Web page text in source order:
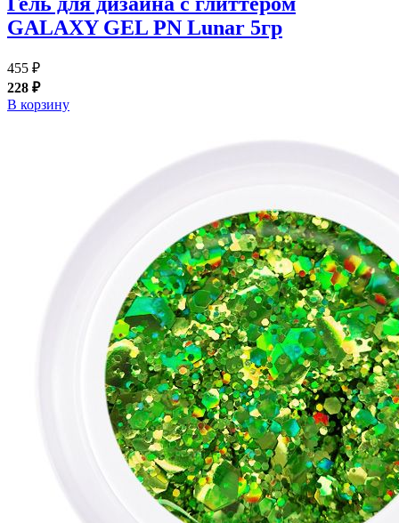
GALAXY GEL PN Lunar 5гр
455 ₽
228 ₽
В корзину